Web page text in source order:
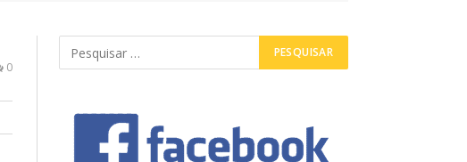
0